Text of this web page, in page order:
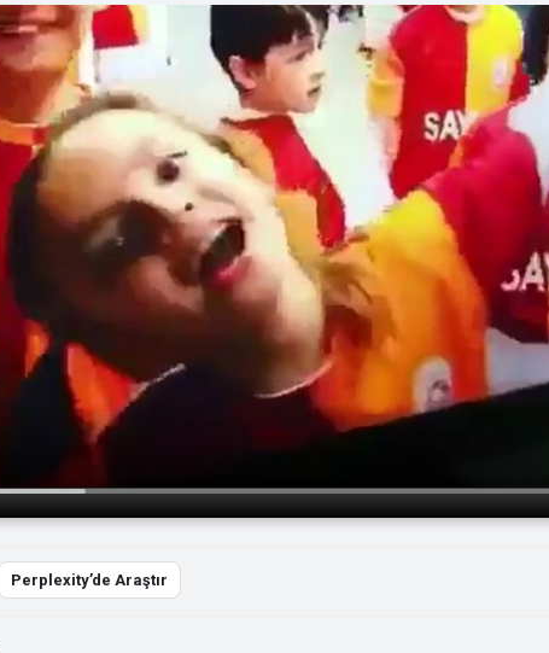
Perplexity’de Araştır